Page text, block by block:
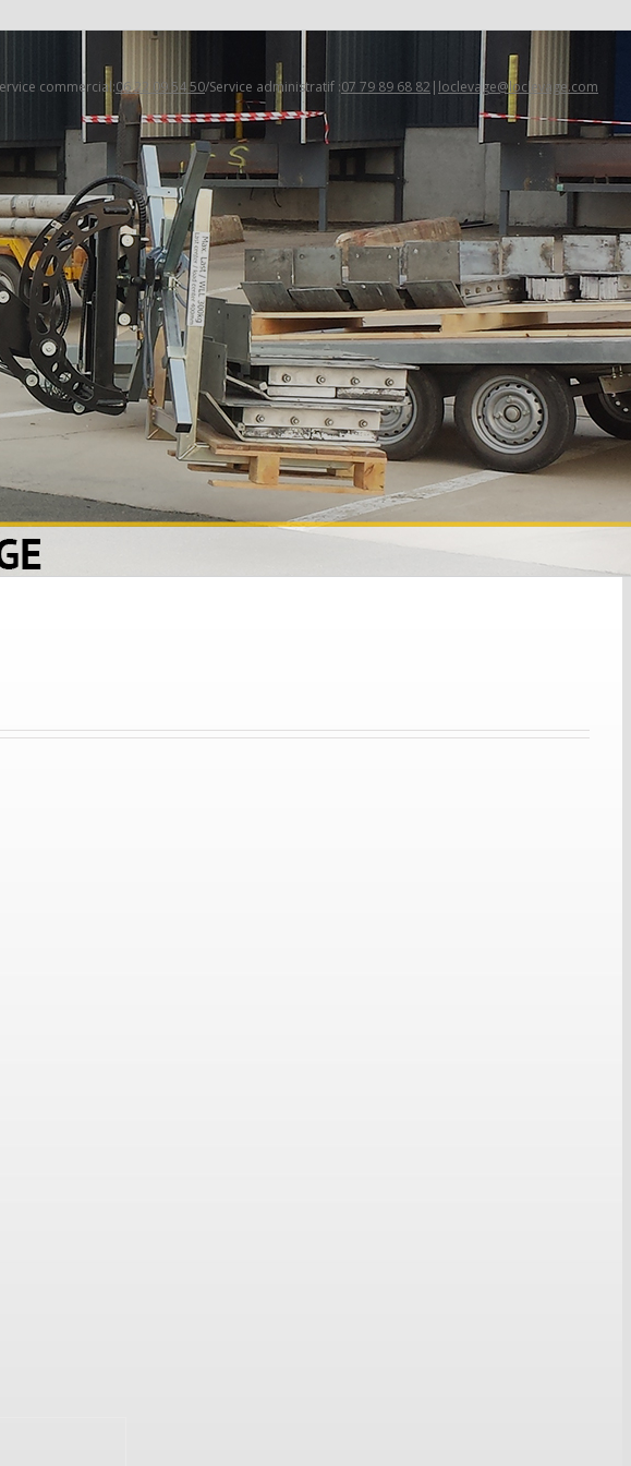
commercial:06 22 09 54 50/Service administratif :07 79 89 68 82 | loclevage@loclevage.com